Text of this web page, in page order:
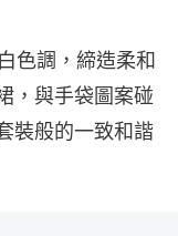
色調，締造柔和
，與手袋圖案碰
裝般的一致和諧